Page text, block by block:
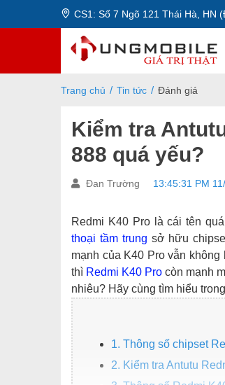
CS1: Số 7 Ngõ 121 Thái Hà, HN
Trang chủ Tin tức Đánh giá
Kiểm tra
888 quá yếu?
Đan Trường 13:45:31 PM
Redmi K40 Pro là cái tên
thoại tầm trung sở hữu
mạnh của K40 Pro vẫn
thì Redmi K40 Pro còn mạnh
nhiêu? Hãy cùng tìm hiểu
1. Thông số chipset
2. Kiểm tra Antutu